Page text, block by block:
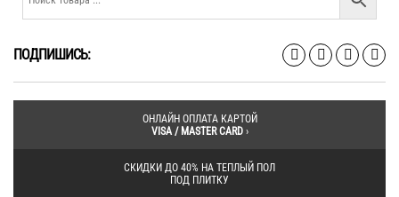
ПОДПИШИСЬ:
ОНЛАЙН ОПЛАТА КАРТОЙ
VISA / MASTER CARD›
СКИДКИ ДО 40% НА ТЕПЛЫЙ ПОЛ
ПОД ПЛИТКУ